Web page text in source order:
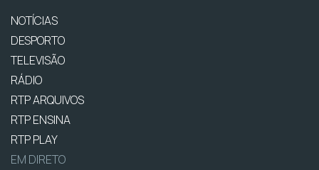
NOTÍCIAS
DESPORTO
TELEVISÃO
RÁDIO
RTP ARQUIVOS
RTP ENSINA
RTP PLAY
EM DIRETO